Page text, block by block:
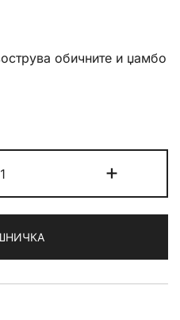
обичните и џамбо
Rose
Pencil
количина
+